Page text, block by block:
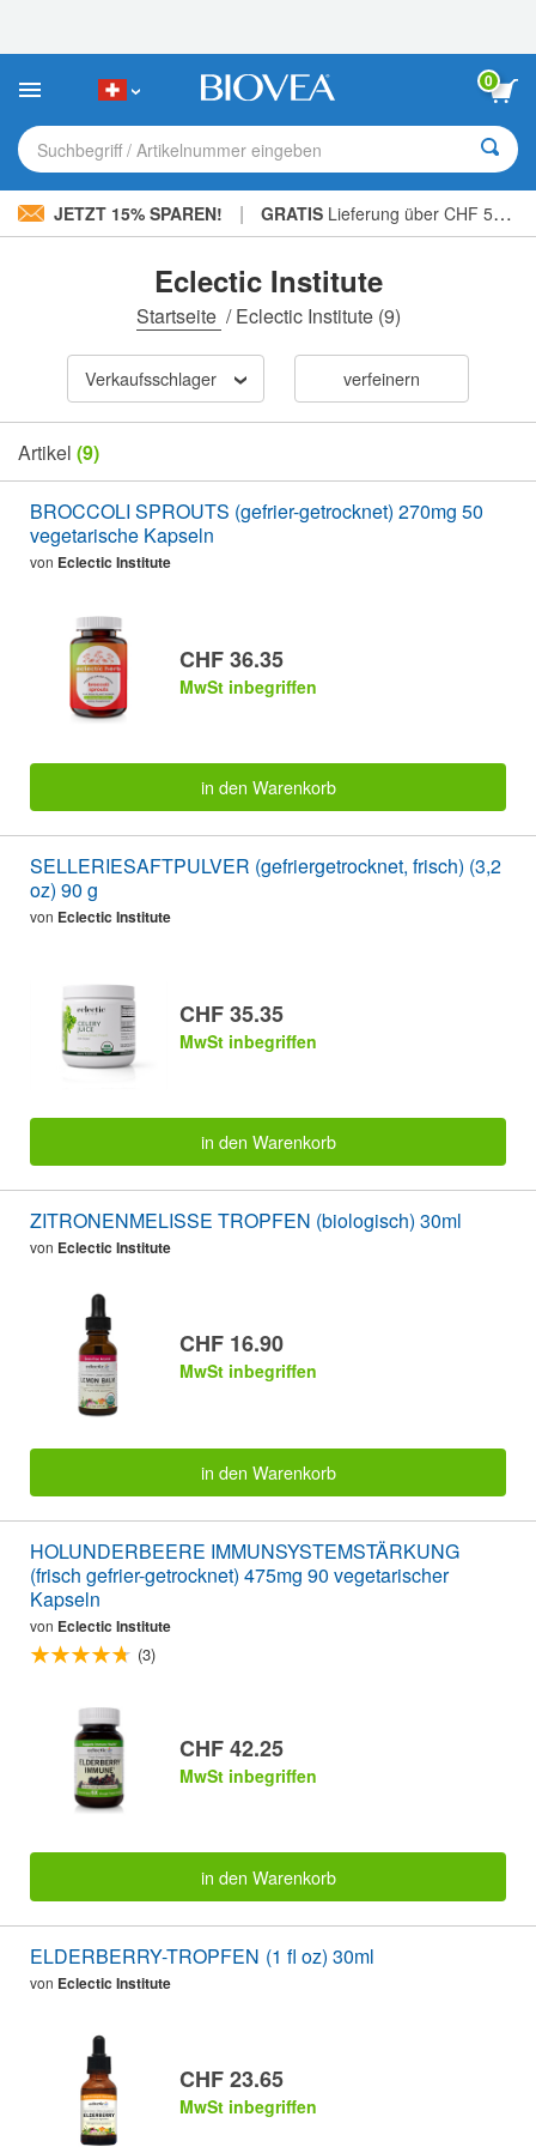
Sie:
Website
ein
Barrierefreiheitssystem.
0
Suchbegriff / Artikelnummer eingeben
JETZT 15% SPAREN! | GRATIS Lieferung über CHF 56.00 »
Eclectic Institute
Startseite /Eclectic Institute(9)
Verkaufsschlager verfeinern
Artikel (9)
BROCCOLI SPROUTS (gefrier-getrocknet) 270mg 50
vegetarische Kapseln
von Eclectic Institute
CHF 36.35
MwSt inbegriffen
in den Warenkorb
SELLERIESAFTPULVER (gefriergetrocknet, frisch) (3,2
oz) 90 g
von Eclectic Institute
CHF 35.35
MwSt inbegriffen
in den Warenkorb
ZITRONENMELISSE TROPFEN (biologisch) 30ml
von Eclectic Institute
CHF 16.90
MwSt inbegriffen
in den Warenkorb
HOLUNDERBEERE IMMUNSYSTEMSTÄRKUNG
(frisch gefrier-getrocknet) 475mg 90 vegetarischer
Kapseln
von Eclectic Institute
(3)
CHF 42.25
MwSt inbegriffen
in den Warenkorb
ELDERBERRY-TROPFEN (1 fl oz) 30ml
von Eclectic Institute
CHF 23.65
MwSt inbegriffen